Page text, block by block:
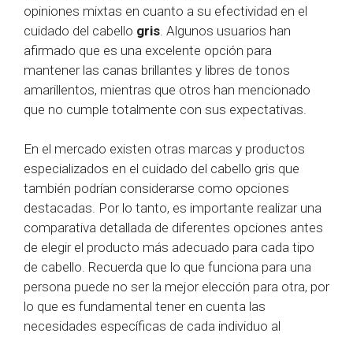
opiniones mixtas en cuanto a su efectividad en el
cuidado del cabello gris . Algunos usuarios han
afirmado que es una excelente opción para
mantener las canas brillantes y libres de tonos
amarillentos, mientras que otros han mencionado
que no cumple totalmente con sus expectativas.
En el mercado existen otras marcas y productos
especializados en el cuidado del cabello gris que
también podrían considerarse como opciones
destacadas. Por lo tanto, es importante realizar una
comparativa detallada de diferentes opciones antes
de elegir el producto más adecuado para cada tipo
de cabello. Recuerda que lo que funciona para una
persona puede no ser la mejor elección para otra, por
lo que es fundamental tener en cuenta las
necesidades específicas de cada individuo al